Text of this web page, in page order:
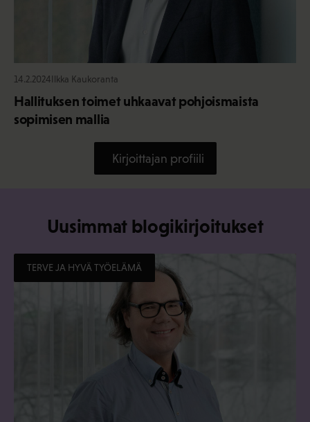
14.2.2024Ilkka Kaukoranta
Hallituksen toimet uhkaavat pohjoismaista
sopimisen mallia
Kirjoittajan profiili
Uusimmat blogikirjoitukset
TERVE JA HYVÄ TYÖELÄMÄ